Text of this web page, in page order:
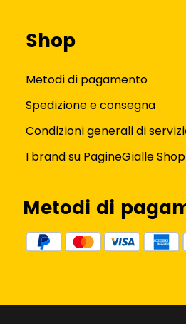
Shop
Metodi di pagamento
Spedizione e consegna
Condizioni generali di
I brand su PagineGialle Shop
Metodi di